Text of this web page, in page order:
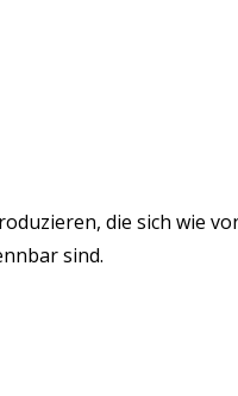
die sich wie
sind.